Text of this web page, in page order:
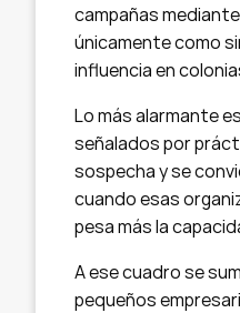
campañas
únicamente como
influencia en
Lo más alarmante
señalados por
sospecha y se
cuando esas
pesa más la
A ese cuadro se
pequeños